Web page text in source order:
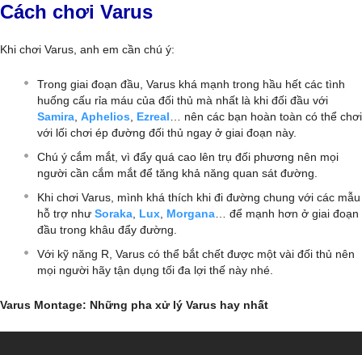
Cách chơi Varus
Khi chơi Varus, anh em cần chú ý:
Trong giai đoạn đầu, Varus khá mạnh trong hầu hết các tình
huống cấu rỉa máu của đối thủ mà nhất là khi đối đầu với
Samira, Aphelios, Ezreal… nên các bạn hoàn toàn có thể chơi
với lối chơi ép đường đối thủ ngay ở giai đoạn này.
Chú ý cắm mắt, vì đẩy quá cao lên trụ đối phương nên mọi
người cần cắm mắt để tăng khả năng quan sát đường.
Khi chơi Varus, mình khá thích khi đi đường chung với các mẫu
hỗ trợ như Soraka, Lux, Morgana… để mạnh hơn ở giai đoạn
đầu trong khâu đẩy đường.
Với kỹ năng R, Varus có thể bắt chết được một vài đối thủ nên
mọi người hãy tận dụng tối đa lợi thế này nhé.
Varus Montage: Những pha xử lý Varus hay nhất